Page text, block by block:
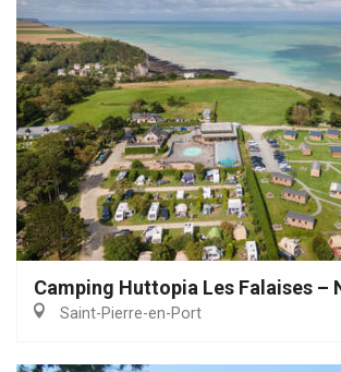
Camping Huttopia Les Falaises –
Saint-Pierre-en-Port